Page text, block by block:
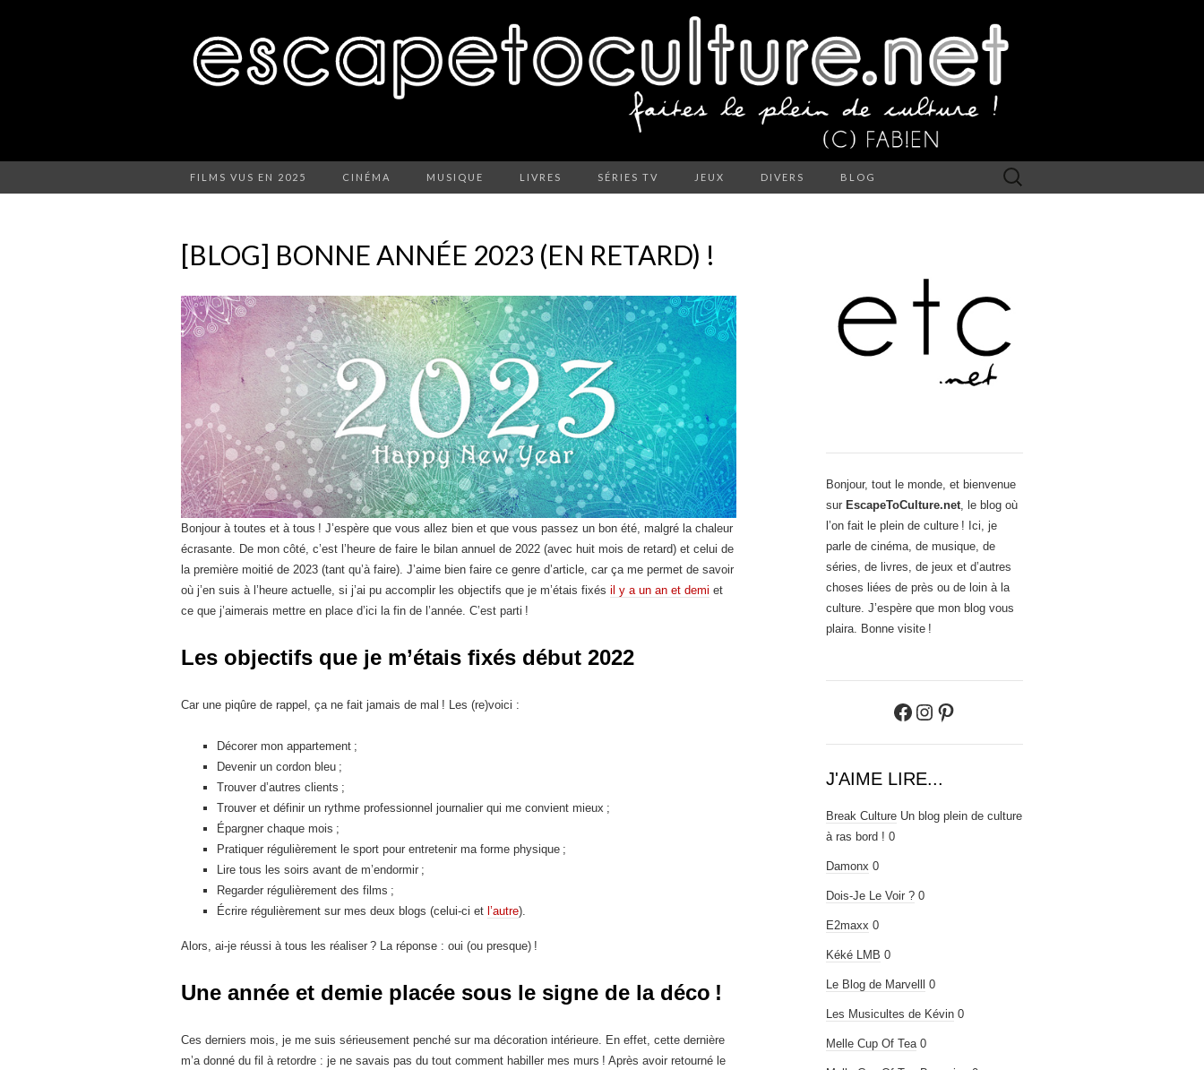
FILMS VUS EN 2025 CINÉMA MUSIQUE LIVRES SÉRIES TV JEUX DIVERS BLOG Rechercher :
[BLOG] BONNE ANNÉE 2023 (EN RETARD) !
Bonjour à toutes et à tous ! J’espère que vous allez bien et que vous passez un bon été, malgré la chaleur
écrasante. De mon côté, c’est l’heure de faire le bilan annuel de 2022 (avec huit mois de retard) et celui de
la première moitié de 2023 (tant qu’à faire). J’aime bien faire ce genre d’article, car ça me permet de savoir
où j’en suis à l’heure actuelle, si j’ai pu accomplir les objectifs que je m’étais fixés il y a un an et demi et
ce que j’aimerais mettre en place d’ici la fin de l’année. C’est parti !
Les objectifs que je m’étais fixés début 2022
Car une piqûre de rappel, ça ne fait jamais de mal ! Les (re)voici :
Décorer mon appartement ;
Devenir un cordon bleu ;
Trouver d’autres clients ;
Trouver et définir un rythme professionnel journalier qui me convient mieux ;
Épargner chaque mois ;
Pratiquer régulièrement le sport pour entretenir ma forme physique ;
Lire tous les soirs avant de m’endormir ;
Regarder régulièrement des films ;
Écrire régulièrement sur mes deux blogs (celui-ci et l’autre).
Alors, ai-je réussi à tous les réaliser ? La réponse : oui (ou presque) !
Une année et demie placée sous le signe de la déco !
Ces derniers mois, je me suis sérieusement penché sur ma décoration intérieure. En effet, cette dernière
m’a donné du fil à retordre : je ne savais pas du tout comment habiller mes murs ! Après avoir retourné le
Bonjour, tout le monde, et bienvenue
sur EscapeToCulture.net , le blog où
l’on fait le plein de culture ! Ici, je
parle de cinéma, de musique, de
séries, de livres, de jeux et d’autres
choses liées de près ou de loin à la
culture. J’espère que mon blog vous
plaira. Bonne visite !
Facebook
Instagram
Pinterest
J'AIME LIRE...
Break Culture Un blog plein de culture
à ras bord ! 0
Damonx 0
Dois-Je Le Voir ? 0
E2maxx 0
Kéké LMB 0
Le Blog de Marvelll 0
Les Musicultes de Kévin 0
Melle Cup Of Tea 0